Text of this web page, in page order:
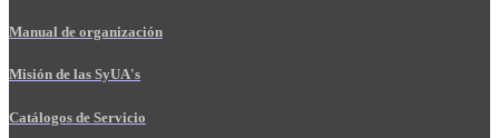
Manual de organización
Misión de las SyUA's
Catálogos de Servicio